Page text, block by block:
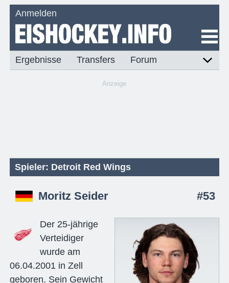
Anmelden
Ergebnisse Transfers Forum
Anzeige
Spieler: Detroit Red Wings
Moritz Seider #53
Der 25-jährige
Verteidiger
wurde am
06.04.2001 in Zell
geboren. Sein Gewicht